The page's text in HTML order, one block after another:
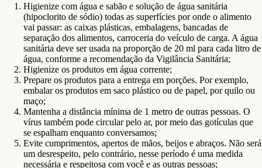
Higienize com água e sabão e solução de água sanitária
(hipoclorito de sódio) todas as superfícies por onde o alimento
vai passar: as caixas plásticas, embalagens, bancadas de
separação dos alimentos, carroceria do veículo de carga. A água
sanitária deve ser usada na proporção de 20 ml para cada litro de
água, conforme a recomendação da Vigilância Sanitária;
Higienize os produtos em água corrente;
Prepare os produtos para a entrega em porções. Por exemplo,
embalar os produtos em saco plástico ou de papel, por quilo ou
maço;
Mantenha a distância mínima de 1 metro de outras pessoas. O
vírus também pode circular pelo ar, por meio das gotículas que
se espalham enquanto conversamos;
Evite cumprimentos, apertos de mãos, beijos e abraços. Não será
um desrespeito, pelo contrário, nesse período é uma medida
necessária e respeitosa com você e as outras pessoas;